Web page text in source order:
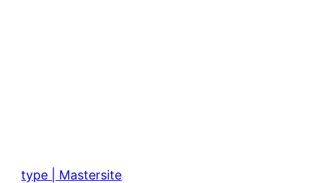
type | Mastersite